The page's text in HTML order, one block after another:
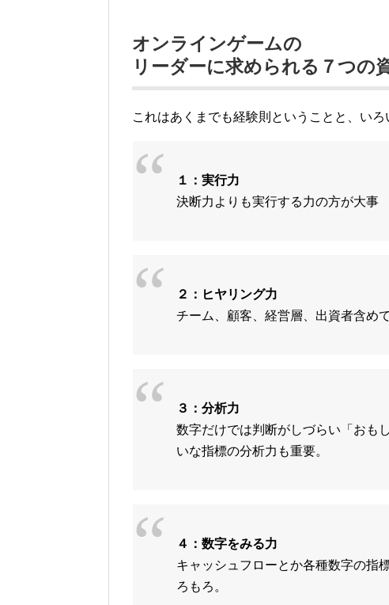
オンラインゲームの
リーダーに求められる７つの
これはあくまでも経験則ということと、い
１：実行力
決断力よりも実行する力の方が大事
２：ヒヤリング力
チーム、顧客、経営層、出資者含め
３：分析力
数字だけでは判断がしづらい「おも
いな指標の分析力も重要。
４：数字をみる力
キャッシュフローとか各種数字の指
ろもろ。